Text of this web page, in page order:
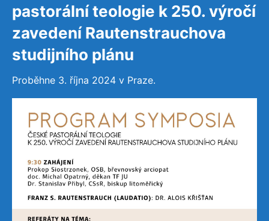
pastorální teologie k 250. výročí
zavedení Rautenstrauchova
studijního plánu
Proběhne 3. října 2024 v Praze.